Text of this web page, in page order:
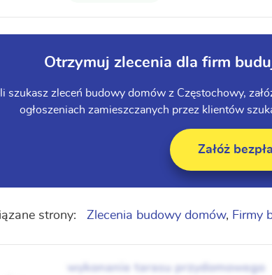
Otrzymuj zlecenia dla firm
szukasz zleceń budowy domów z Częstochowy,
ogłoszeniach zamieszczanych przez klientów
Załóż
strony: Zlecenia budowy domów, Firmy
wykonanie tarasu przydomowego